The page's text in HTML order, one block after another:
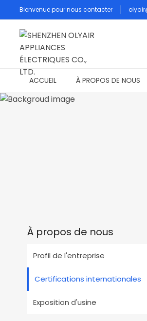
Bienvenue pour nous contacter
ACCUEIL À PROPOS DE NOUS
À propos de nous
Profil de l'entreprise
Certifications internationales
Exposition d'usine